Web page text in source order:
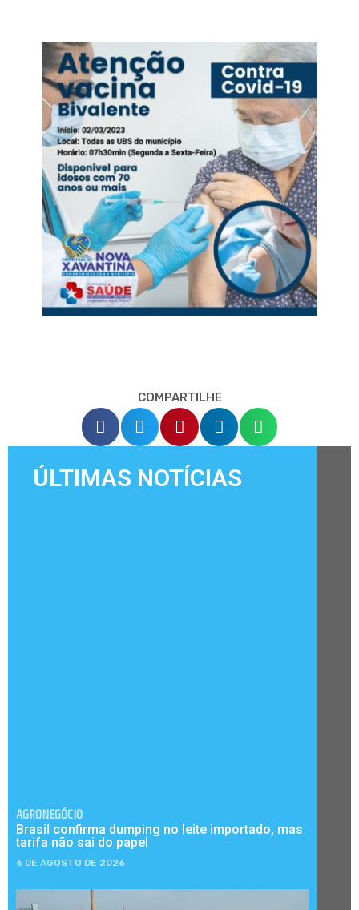
COMPARTILHE
ÚLTIMAS NOTÍCIAS
AGRONEGÓCIO
Brasil confirma dumping no leite importado, mas
tarifa não sai do papel
6 DE AGOSTO DE 2026